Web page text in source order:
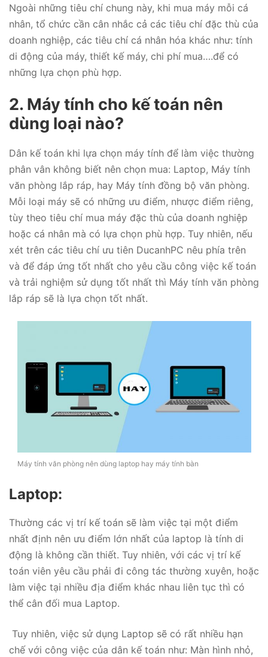
Ngoài những tiêu chí chung này, khi mua máy mỗi cá
nhân, tổ chức cần cân nhắc cả các tiêu chí đặc thù của
doanh nghiệp, các tiêu chí cá nhân hóa khác như: tính
di động của máy, thiết kế máy, chi phí mua….để có
những lựa chọn phù hợp.
2. Máy tính cho kế toán nên
dùng loại nào?
Dân kế toán khi lựa chọn máy tính để làm việc thường
phân vân không biết nên chọn mua: Laptop, Máy tính
văn phòng lắp ráp, hay Máy tính đồng bộ văn phòng.
Mỗi loại máy sẽ có những ưu điểm, nhược điểm riêng,
tùy theo tiêu chí mua máy đặc thù của doanh nghiệp
hoặc cá nhân mà có lựa chọn phù hợp. Tuy nhiên, nếu
xét trên các tiêu chí ưu tiên DucanhPC nêu phía trên
và để đáp ứng tốt nhất cho yêu cầu công việc kế toán
và trải nghiệm sử dụng tốt nhất thì Máy tính văn phòng
lắp ráp sẽ là lựa chọn tốt nhất.
Máy tính văn phòng nên dùng laptop hay máy tính bàn
Laptop:
Thường các vị trí kế toán sẽ làm việc tại một điểm
nhất định nên ưu điểm lớn nhất của laptop là tính di
động là không cần thiết. Tuy nhiên, với các vị trí kế
toán viên yêu cầu phải đi công tác thường xuyên, hoặc
làm việc tại nhiều địa điểm khác nhau liên tục thì có
thể cân đối mua Laptop.
Tuy nhiên, việc sử dụng Laptop sẽ có rất nhiều hạn
chế với công việc của dân kế toán như: Màn hình nhỏ,